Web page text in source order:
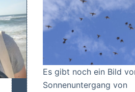
Es gibt noch ein Bild
Sonnenuntergang von